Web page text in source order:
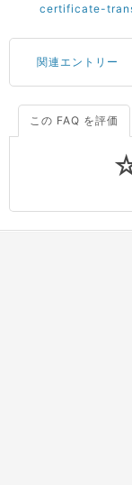
certificate-
関連エントリー
サーバーが重い
CPUやメモリ
この FAQ を評価